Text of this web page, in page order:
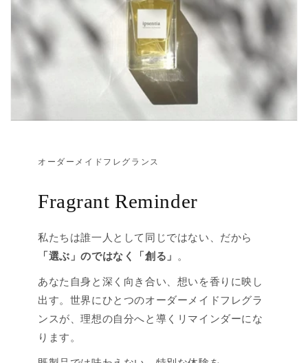
オーダーメイドフレグランス
Fragrant Reminder
私たちは誰一人として同じではない、だから
「選ぶ」のではなく「創る」 。
あなた自身と深く向き合い、想いを香りに映し
出す。世界にひとつのオーダーメイドフレグラ
ンスが、理想の自分へと導くリマインダーにな
ります。